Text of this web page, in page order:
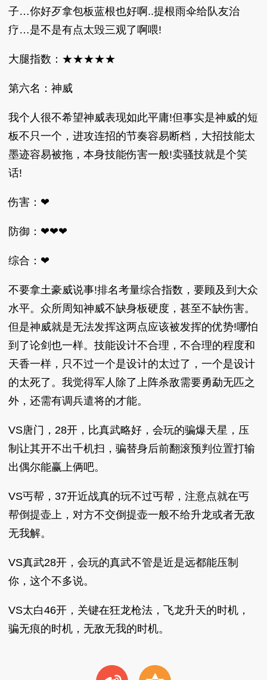
子…你好歹拿包板蓝根也好啊..提根雨伞给队友治
疗…是不是有点太毁三观了啊喂!
大腿指数：★★★★★
第六名：神威
我个人很不希望神威表现如此平庸!但事实是神威的短
板不只一个，进攻连招的节奏容易断档，大招技能太
墨迹容易被拖，本身技能伤害一般!卖骚技就是个笑
话!
伤害：❤
防御：❤❤❤
综合：❤
不要拿土豪威说事!排名考量综合指数，要顾及到大众
水平。众所周知神威不缺身板硬度，甚至不缺伤害。
但是神威就是无法发挥这两点应该被发挥的优势!哪怕
到了论剑也一样。技能设计不合理，不合理的程度和
天香一样，只不过一个是设计的太过了，一个是设计
的太死了。我觉得军人除了上阵杀敌需要勇勐无匹之
外，还需有调兵遣将的才能。
VS唐门，28开，比真武略好，会玩的骗爆天星，压
制让其开不出千机扫，骗替身后前翻滚预判位置打输
出偶尔能赢上俩吧。
VS丐帮，37开近战真的玩不过丐帮，注意点就在丐
帮倒提壶上，对方不交倒提壶一般不给升龙或者无敌
无我解。
VS真武28开，会玩的真武不管是近是远都能压制
你，这个不多说。
VS太白46开，关键在狂龙枪法，飞龙升天的时机，
骗无痕的时机，无敌无我的时机。